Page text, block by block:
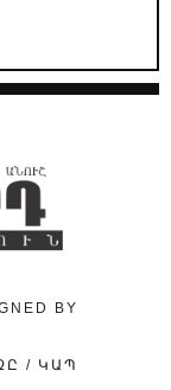
BY
/ ԿԱՊ